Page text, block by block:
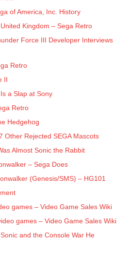
of America, Inc. History
Kingdom – Sega Retro
Force III Developer Interviews
Retro
II
a Slap at Sony
Retro
Hedgehog
Other Rejected SEGA Mascots
Almost Sonic the Rabbit
– Sega Does
(Genesis/SMS) – HG101
games – Video Game Sales Wiki
games – Video Game Sales Wiki
and the Console War He